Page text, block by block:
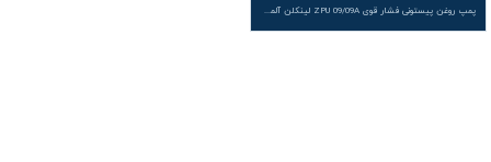
پمپ روغن پیستونی فشار قوی ZPU 09/09A لینکلن آلمان یک راهکار تخصصی برای روانکاری هیدرواستاتیک و هیدرودینامیک در تجهیزات فوق سنگین است که با ایجاد فشار بسیار بالا، نقش حیاتی در لیفت یاتاقان ها هنگام استارت و جلوگیری از تماس فلز با فلز در صنایع سیمان، فولاد و نیروگاهی ایفا می کند.